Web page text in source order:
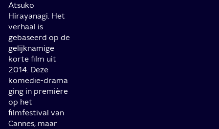
Atsuko
Hirayanagi. Het
verhaal is
gebaseerd op de
gelijknamige
korte film uit
2014. Deze
komedie-drama
ging in première
op het
filmfestival van
Cannes, maar